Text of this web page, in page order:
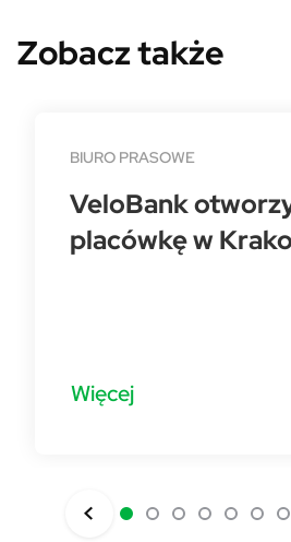
Zobacz także
BIURO PRASOWE
VeloBank
placówkę w
Więcej